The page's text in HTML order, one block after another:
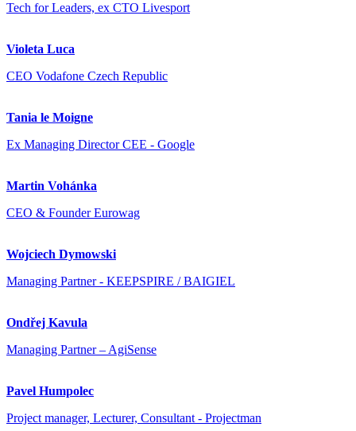
Tech for Leaders, ex CTO Livesport
Violeta Luca
CEO Vodafone Czech Republic
Tania le Moigne
Ex Managing Director CEE - Google
Martin Vohánka
CEO & Founder Eurowag
Wojciech Dymowski
Managing Partner - KEEPSPIRE / BAIGIEL
Ondřej Kavula
Managing Partner – AgiSense
Pavel Humpolec
Project manager, Lecturer, Consultant - Projectman